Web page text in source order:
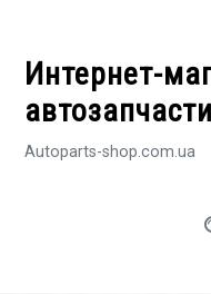
содержимому
Интернет-
автозапчасти
Autoparts-shop.com.ua